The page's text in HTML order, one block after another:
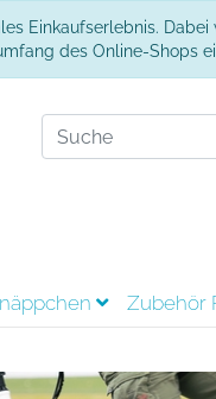
Einkaufserlebnis.
des Online-Shops
Zubehör